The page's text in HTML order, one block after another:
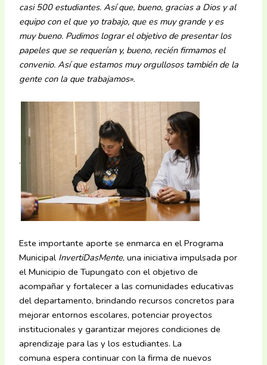
casi 500 estudiantes. Así que, bueno, gracias a Dios y al
equipo con el que yo trabajo, que es muy grande y es
muy bueno. Pudimos lograr el objetivo de presentar los
papeles que se requerían y, bueno, recién firmamos el
convenio. Así que estamos muy orgullosos también de la
gente con la que trabajamos».
.
Este importante aporte se enmarca en el Programa
Municipal InvertiDasMente, una iniciativa impulsada por
el Municipio de Tupungato con el objetivo de
acompañar y fortalecer a las comunidades educativas
del departamento, brindando recursos concretos para
mejorar entornos escolares, potenciar proyectos
institucionales y garantizar mejores condiciones de
aprendizaje para las y los estudiantes. La
comuna espera continuar con la firma de nuevos